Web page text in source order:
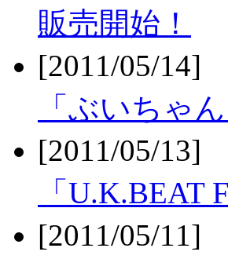
販売開始！
[2011/05/14]
「ぶいちゃ
[2011/05/13]
「U.K.BEAT
[2011/05/11]